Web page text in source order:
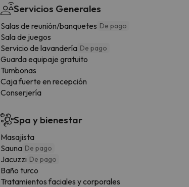
Servicios Generales
Salas de reunión/banquetes De pago
Sala de juegos
Servicio de lavandería De pago
Guarda equipaje gratuito
Tumbonas
Caja fuerte en recepción
Conserjería
Spa y bienestar
Masajista
Sauna De pago
Jacuzzi De pago
Baño turco
Tratamientos faciales y corporales